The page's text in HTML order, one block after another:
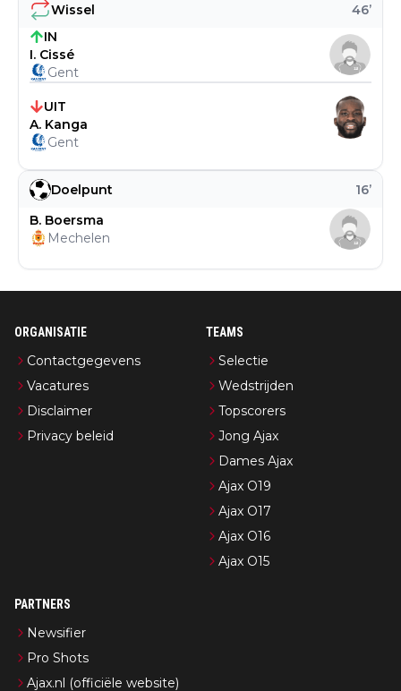
Doelpunt 16’
B. Boersma
Mechelen
Wissel 46’
IN
I. Cissé
Gent
UIT
A. Kanga
Gent
ORGANISATIE
Contactgegevens
Vacatures
Disclaimer
Privacy beleid
TEAMS
Selectie
Wedstrijden
Topscorers
Jong Ajax
Dames Ajax
Ajax O19
Ajax O17
Ajax O16
Ajax O15
PARTNERS
Newsifier
Pro Shots
Ajax.nl (officiële website)